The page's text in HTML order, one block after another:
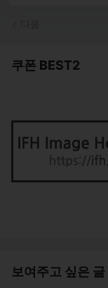
쿠폰 BEST2
보여주고 싶은 글